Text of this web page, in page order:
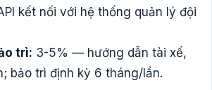
kết nối với hệ thống quản lý đội
trì: 3-5% — hướng dẫn tài xế,
bảo trì định kỳ 6 tháng/lần.